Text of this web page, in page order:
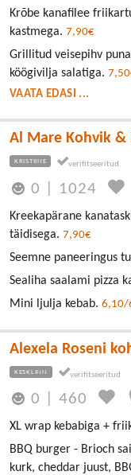
Krõbe kanafilee
kastmega. 7,90€
Grillitud veisepihv
köögivilja salatiga.
VAATA EDASI ...
Al Mare Kohvik &
KRISTIINE
0 1024
Kreekapärane
täidisega. 7,90€
Seemne paneeringus
Sealiha saalami pizza
Mini ljulja kebab. 6,10/
Alexela Roseni
KESKLINN
0 |460
XL wrap kebabiga +
BBQ burger - Brioch
kurk, cheddar juust,